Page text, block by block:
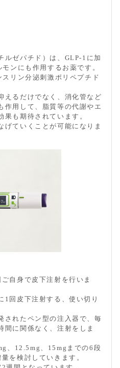
ルゼパチド）は、GLP-1に加
ンにも作用するお薬です。
リン分泌刺激ポリペプチド
えるだけでなく、消化管など
作用して、脂質等の代謝やエ
果も期待されています。
げていくことが可能になりま
自身で皮下注射を行いま
1回皮下注射する、使い切り
されたペン型の注入器で、毎
間に関係なく、注射をしま
、12.5mg、15mgまでの6段
を検討していきます。